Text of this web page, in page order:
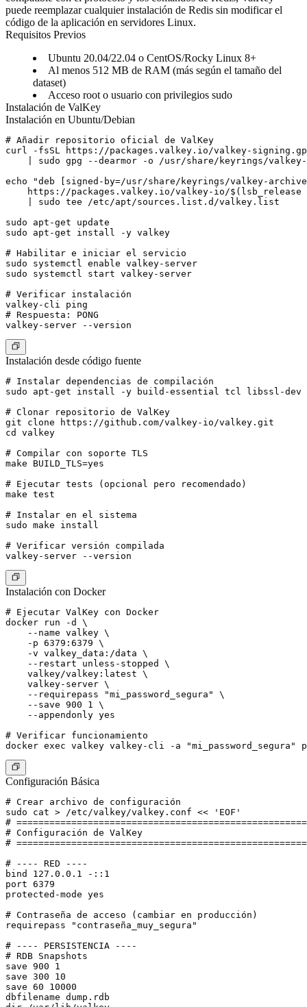
puede reemplazar cualquier instalación de Redis sin modificar el
código de la aplicación en servidores Linux.
Requisitos Previos
Ubuntu 20.04/22.04 o CentOS/Rocky Linux 8+
Al menos 512 MB de RAM (más según el tamaño del
dataset)
Acceso root o usuario con privilegios sudo
Instalación de ValKey
Instalación en Ubuntu/Debian
# Añadir repositorio oficial de ValKey
curl -fsSL https://packages.valkey.io/valkey-
| sudo gpg --dearmor -o /usr/share/keyrings/
echo "deb [signed-by=/usr/share/keyrings/valkey-
https://packages.valkey.io/valkey-io/
    | sudo tee /etc/apt/sources.list.d/valkey.list
sudo apt-get update
sudo apt-get install -y valkey
# Habilitar e iniciar el servicio
sudo systemctl enable valkey-server
sudo systemctl start valkey-server
# Verificar instalación
valkey-cli ping
# Respuesta: PONG
Instalación desde código fuente
# Instalar dependencias de compilación
sudo apt-get install -y build-essential tcl libssl-dev
# Clonar repositorio de ValKey
git clone https://github.com/valkey-io/valkey.git
cd valkey
# Compilar con soporte TLS
make BUILD_TLS=yes
# Ejecutar tests (opcional pero recomendado)
make test
# Instalar en el sistema
sudo make install
# Verificar versión compilada
Instalación con Docker
# Ejecutar ValKey con Docker
docker run -d \
    --name valkey \
    -p 6379:6379 \
    -v valkey_data:/data \
    --restart unless-stopped \
    valkey/valkey:latest \
    valkey-server \
    --requirepass "mi_password_segura" \
    --save 900 1 \
    --appendonly yes
# Verificar funcionamiento
Configuración Básica
# Crear archivo de configuración
sudo cat > /etc/valkey/valkey.conf << 'EOF'
#
# Configuración de ValKey
#
# ---- RED ----
bind 127.0.0.1 -::1
port 6379
protected-mode yes
# Contraseña de acceso (cambiar en producción)
requirepass "contraseña_muy_segura"
# ---- PERSISTENCIA ----
# RDB Snapshots
save 900 1
save 300 10
save 60 10000
dbfilename dump.rdb